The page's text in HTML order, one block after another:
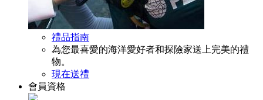
禮品指南
為您最喜愛的海洋愛好者和探險家送上完美的禮
物。
現在送禮
會員資格